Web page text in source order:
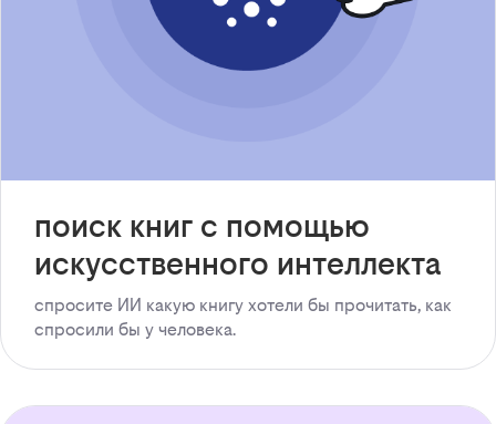
поиск книг с помощью
искусственного интеллекта
спросите ИИ какую книгу хотели бы прочитать, как
спросили бы у человека.